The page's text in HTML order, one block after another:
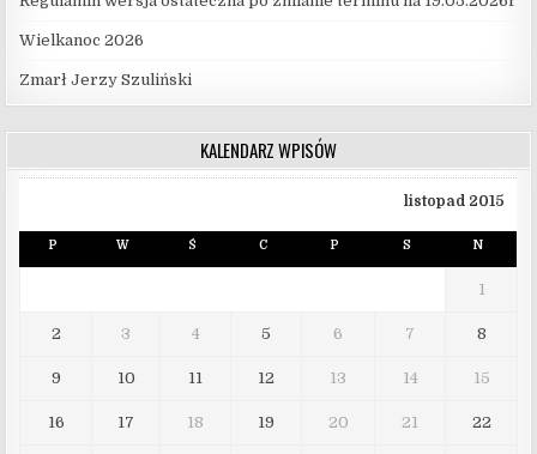
Wielkanoc 2026
Zmarł Jerzy Szuliński
KALENDARZ WPISÓW
listopad 2015
P W Ś C P S N
1
2 3 4 5 6 7 8
9 10 11 12 13 14 15
16 17 18 19 20 21 22